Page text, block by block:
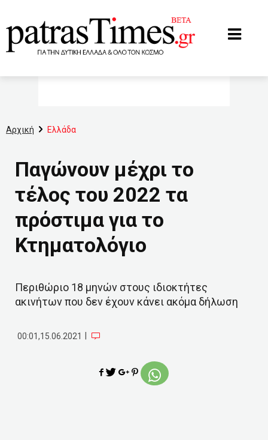
Αρχική Ελλάδα
Παγώνουν μέχρι το
τέλος του 2022 τα
πρόστιμα για το
Κτηματολόγιο
Περιθώριο 18 μηνών στους ιδιοκτήτες
ακινήτων που δεν έχουν κάνει ακόμα δήλωση
00:01,15.06.2021